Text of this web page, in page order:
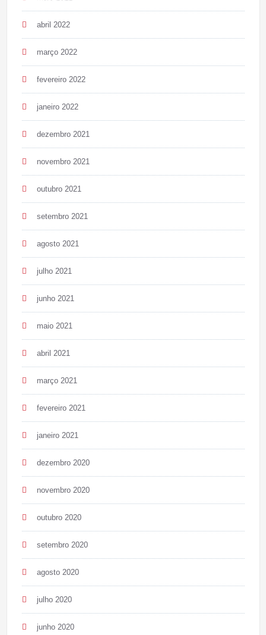
abril 2022
março 2022
fevereiro 2022
janeiro 2022
dezembro 2021
novembro 2021
outubro 2021
setembro 2021
agosto 2021
julho 2021
junho 2021
maio 2021
abril 2021
março 2021
fevereiro 2021
janeiro 2021
dezembro 2020
novembro 2020
outubro 2020
setembro 2020
agosto 2020
julho 2020
junho 2020